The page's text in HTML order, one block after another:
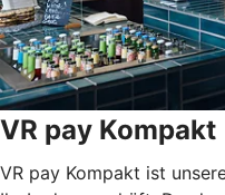
VR pay Kompakt
VR pay Kompakt ist